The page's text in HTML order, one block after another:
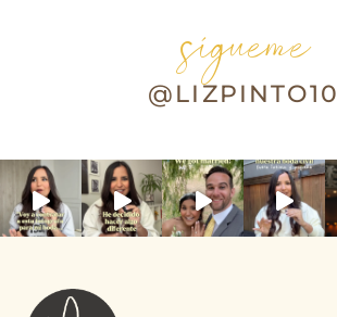
sígueme
@LIZPINTO10